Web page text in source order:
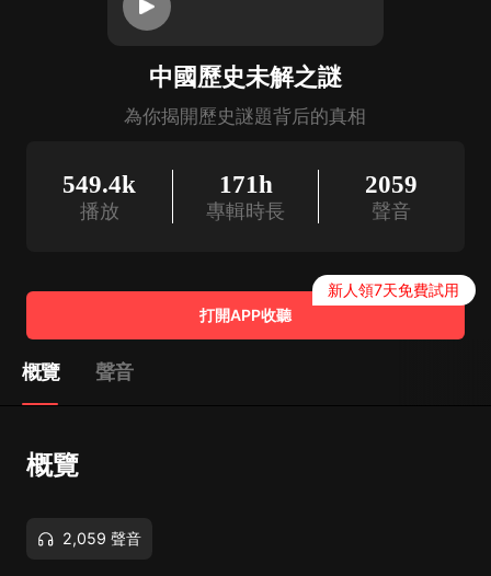
中國歷史未解之謎
為你揭開歷史謎題背后的真相
549.4k
播放
171h
專輯時長
2059
聲音
打開APP收聽
新人領7天免費試用
概覽 聲音
概覽
2,059 聲音